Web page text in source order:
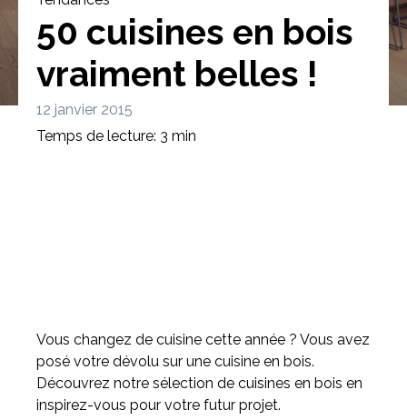
Bibliothèque
50 cuisines en bois
vraiment belles !
12 janvier 2015
Temps de lecture: 3 min
Vous changez de cuisine cette année ? Vous avez
posé votre dévolu sur une cuisine en bois.
Découvrez notre sélection de cuisines en bois en
inspirez-vous pour votre futur projet.